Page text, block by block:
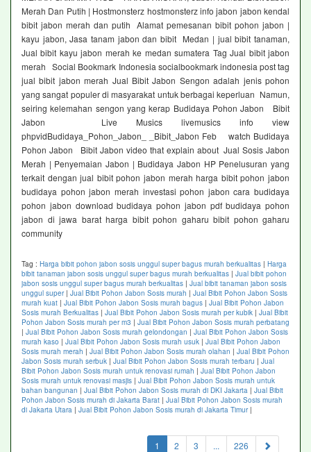
Merah Dan Putih | Hostmonsterz hostmonsterz info jabon jabon kendal
bibit jabon merah dan putih Alamat pemesanan bibit pohon jabon |
kayu jabon, Jasa tanam jabon dan bibit Medan | jual bibit tanaman,
Jual bibit kayu jabon merah ke medan sumatera Tag Jual bibit jabon
merah Social Bookmark Indonesia socialbookmark indonesia post tag
jual bibit jabon merah Jual Bibit Jabon Sengon adalah jenis pohon
yang sangat populer di masyarakat untuk berbagai keperluan Namun,
seiring kelemahan sengon yang kerap Budidaya Pohon Jabon Bibit
Jabon Live Musics livemusics info view
phpvidBudidaya_Pohon_Jabon_ _Bibit_Jabon Feb watch Budidaya
Pohon Jabon Bibit Jabon video that explain about Jual Sosis Jabon
Merah | Penyemaian Jabon | Budidaya Jabon HP Penelusuran yang
terkait dengan jual bibit pohon jabon merah harga bibit pohon jabon
budidaya pohon jabon merah investasi pohon jabon cara budidaya
pohon jabon download budidaya pohon jabon pdf budidaya pohon
jabon di jawa barat harga bibit pohon gaharu bibit pohon gaharu
community
Tag : Harga bibit pohon jabon sosis unggul super bagus murah berkualitas | Harga
bibit tanaman jabon sosis unggul super bagus murah berkualitas | Jual bibit pohon
jabon sosis unggul super bagus murah berkualitas | Jual bibit tanaman jabon sosis
unggul super| Jual Bibit Pohon Jabon Sosis murah | Jual Bibit Pohon Jabon Sosis
murah kuat | Jual Bibit Pohon Jabon Sosis murah bagus | Jual Bibit Pohon Jabon
Sosis murah Berkualitas | Jual Bibit Pohon Jabon Sosis murah per kubik | Jual Bibit
Pohon Jabon Sosis murah per m3 | Jual Bibit Pohon Jabon Sosis murah perbatang
| Jual Bibit Pohon Jabon Sosis murah gelondongan | Jual Bibit Pohon Jabon Sosis
murah kaso | Jual Bibit Pohon Jabon Sosis murah usuk | Jual Bibit Pohon Jabon
Sosis murah merah | Jual Bibit Pohon Jabon Sosis murah olahan | Jual Bibit Pohon
Jabon Sosis murah serbuk | Jual Bibit Pohon Jabon Sosis murah terbaru | Jual
Bibit Pohon Jabon Sosis murah untuk renovasi rumah | Jual Bibit Pohon Jabon
Sosis murah untuk renovasi masjis | Jual Bibit Pohon Jabon Sosis murah untuk
bahan bangunan | Jual Bibit Pohon Jabon Sosis murah di DKI Jakarta | Jual Bibit
Pohon Jabon Sosis murah di Jakarta Barat | Jual Bibit Pohon Jabon Sosis murah
di Jakarta Utara | Jual Bibit Pohon Jabon Sosis murah di Jakarta Timur|
1 (current)
2 3 ... 226